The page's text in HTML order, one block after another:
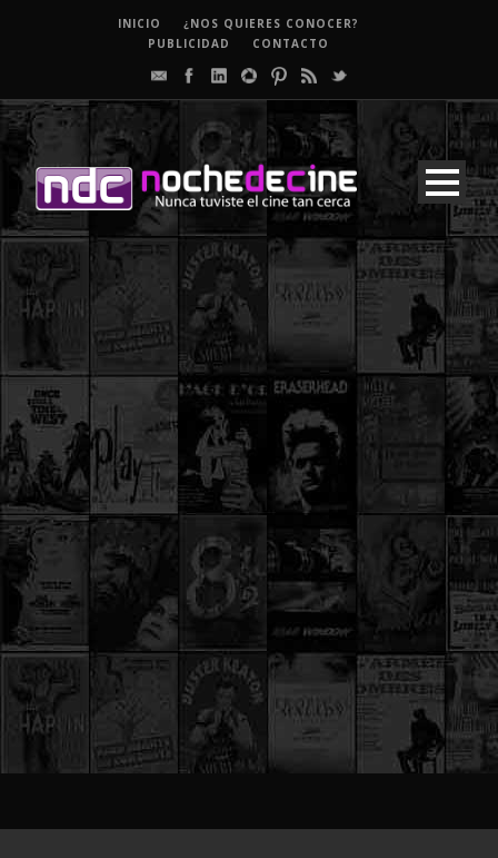
INICIO
¿NOS QUIERES CONOCER?
PUBLICIDAD
CONTACTO